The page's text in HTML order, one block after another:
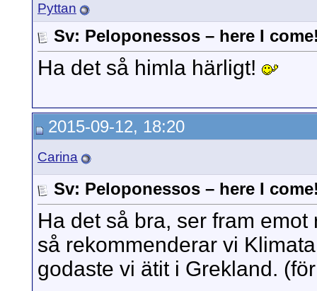
Pyttan
Sv: Peloponessos – here I
Ha det så himla härligt!
2015-09-12, 18:20
Carina
Sv: Peloponessos – here I
Ha det så bra, ser fram
så rekommenderar vi
godaste vi ätit i Grekland.